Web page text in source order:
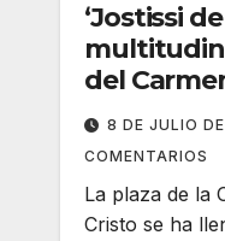
‘Jostissi
del
8 DE JULIO
COMENTARIOS
La plaza de la
Cristo se ha